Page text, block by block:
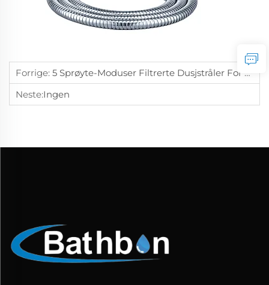
Forrige: 5 Sprøyte-Moduser Filtrerte Dusjstråler For Hellere Dusjing
Neste:Ingen